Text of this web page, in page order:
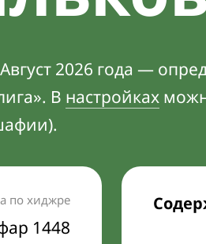
2026 года —
В настройках
по хиджре
1448